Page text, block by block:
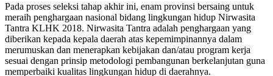
Pada proses seleksi tahap akhir ini, enam provinsi bersaing untuk
meraih penghargaan nasional bidang lingkungan hidup Nirwasita
Tantra KLHK 2018. Nirwasita Tantra adalah penghargaan yang
diberikan kepada kepala daerah atas kepemimpinannya dalam
merumuskan dan menerapkan kebijakan dan/atau program kerja
sesuai dengan prinsip metodologi pembangunan berkelanjutan guna
memperbaiki kualitas lingkungan hidup di daerahnya.